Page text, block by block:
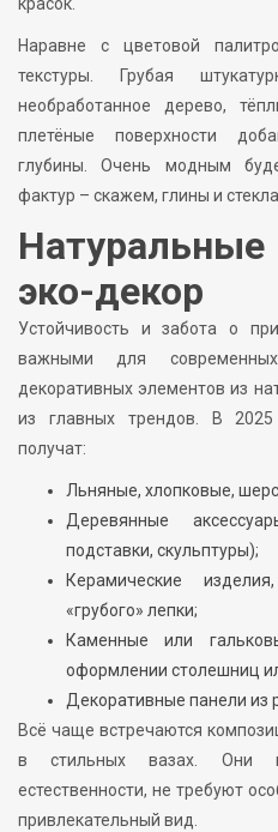
Наравне с цветовой
текстуры. Грубая
необработанное дерево,
плетёные поверхности
глубины. Очень модным
фактур – скажем, глины и
эко-декор
Устойчивость и забота о
важными для
декоративных элементов из
из главных трендов. В 2025
получат:
Льняные, хлопковые,
Деревянные
подставки, скульптуры);
Керамические
«грубого» лепки;
Каменные или
оформлении столешниц
Декоративные панели из
Всё чаще встречаются
в стильных вазах. Они
естественности, не требуют
привлекательный вид.